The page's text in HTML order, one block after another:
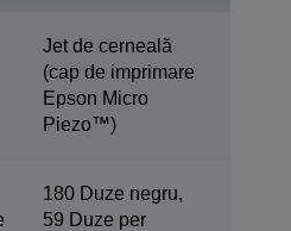
Jet de cerneală
(cap de imprimare
Epson Micro
Piezo™)
180 Duze negru,
59 Duze per